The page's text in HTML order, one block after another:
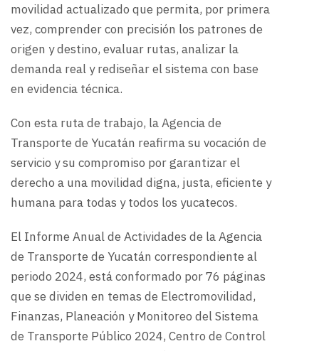
movilidad actualizado que permita, por primera
vez, comprender con precisión los patrones de
origen y destino, evaluar rutas, analizar la
demanda real y rediseñar el sistema con base
en evidencia técnica.
Con esta ruta de trabajo, la Agencia de
Transporte de Yucatán reafirma su vocación de
servicio y su compromiso por garantizar el
derecho a una movilidad digna, justa, eficiente y
humana para todas y todos los yucatecos.
El Informe Anual de Actividades de la Agencia
de Transporte de Yucatán correspondiente al
periodo 2024, está conformado por 76 páginas
que se dividen en temas de Electromovilidad,
Finanzas, Planeación y Monitoreo del Sistema
de Transporte Público 2024, Centro de Control